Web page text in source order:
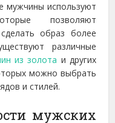
мужчины используют
позволяют
образ более
различные
из золота и других
можно выбрать
и стилей.
мужских